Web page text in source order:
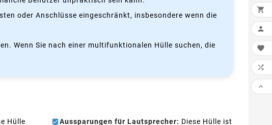
oder Anschlüsse eingeschränkt, insbesondere wenn die
Wenn Sie nach einer multifunktionalen Hülle suchen, die
Hülle
Aussparungen für Lautsprecher: Diese Hülle ist




